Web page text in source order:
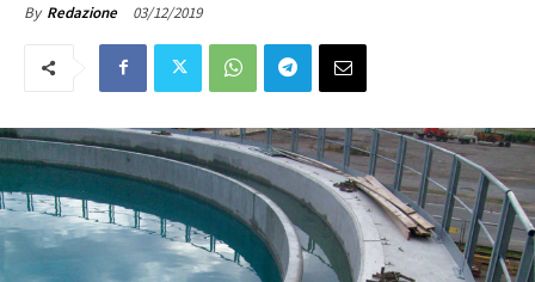
By Redazione 03/12/2019